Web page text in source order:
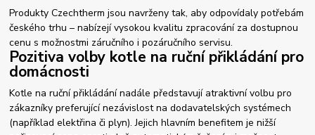
Produkty Czechtherm jsou navrženy tak, aby odpovídaly potřebám
českého trhu – nabízejí vysokou kvalitu zpracování za dostupnou
cenu s možnostmi záručního i pozáručního servisu.
Pozitiva volby kotle na ruční přikládání pro
domácnosti
Kotle na ruční přikládání nadále představují atraktivní volbu pro
zákazníky preferující nezávislost na dodavatelských systémech
(například elektřina či plyn). Jejich hlavním benefitem je nižší